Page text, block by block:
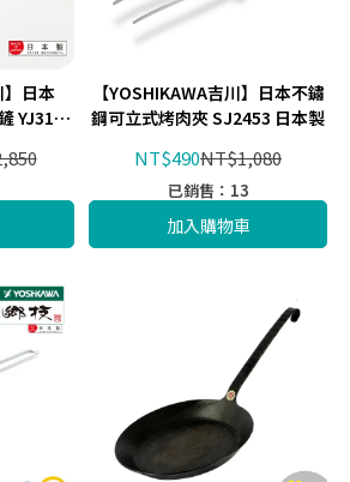
】日本
YJ3174
【YOSHIKAWA吉川】日本不鏽
鋼可立式烤肉夾 SJ2453 日本製
NT$490NT$1,080
已銷售：13
加入購物車